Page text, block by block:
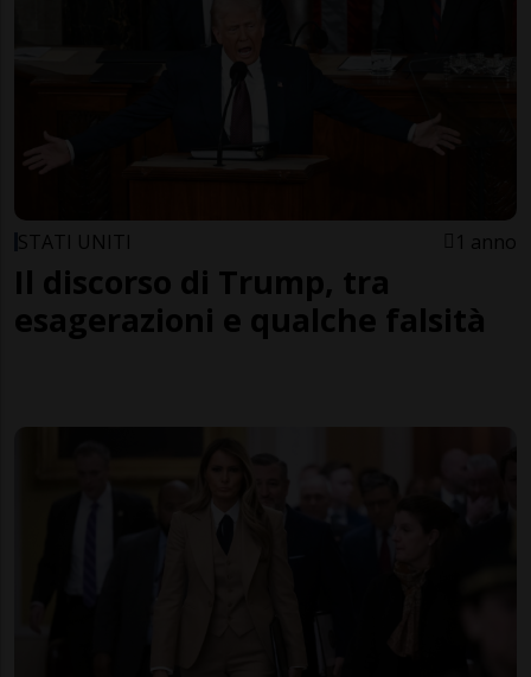
STATI UNITI 1 anno
Il discorso di Trump, tra
esagerazioni e qualche falsità